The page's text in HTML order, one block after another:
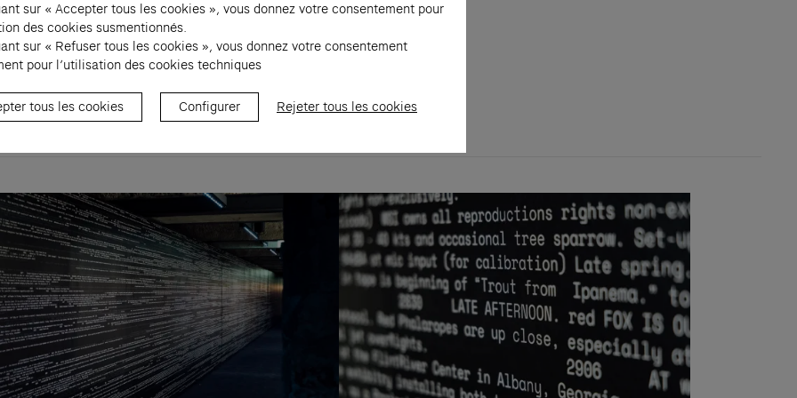
travers la littérature, l’art, la philosophie et l’état actuel
en réaction à l’impact du changement
sur « Accepter tous les cookies », vous donnez votre consentement pour
des cookies susmentionnés.
sur « Refuser tous les cookies », vous donnez votre consentement
pour l’utilisation des cookies techniques
tous les cookies Configurer Rejeter tous les cookies